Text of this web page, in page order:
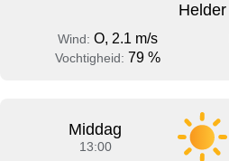
Helder
Wind: O, 2.1 m/s
Vochtigheid: 79 %
Middag
13:00